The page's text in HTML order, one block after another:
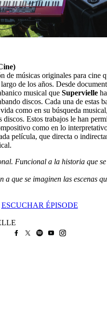
de músicas originales para cine
de los años. Desde
musical que Supervielle
discos. Cada una de estas
como en su búsqueda
Estos trabajos le han
como en lo
película, que directa o
Funcional a la historia que
a que se imaginen las escenas
ESCUCHAR ÉPISODE